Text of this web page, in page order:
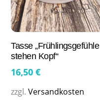
Tasse „Frühlingsgefühle
stehen Kopf“
16,50€
zzgl.Versandkosten